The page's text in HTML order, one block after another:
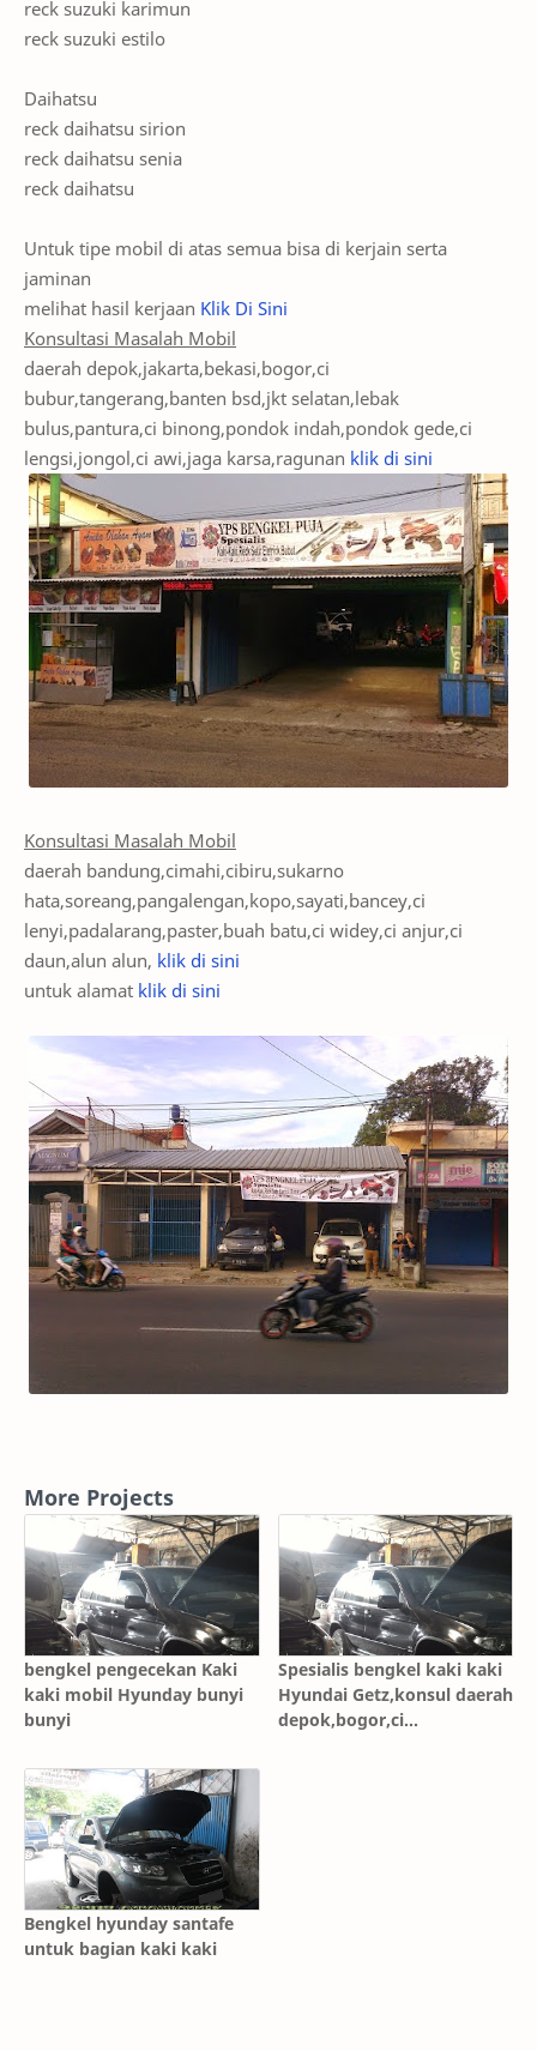
reck suzuki karimun
reck suzuki estilo
Daihatsu
reck daihatsu sirion
reck daihatsu senia
reck daihatsu
Untuk tipe mobil di atas semua bisa di kerjain serta
jaminan
melihat hasil kerjaan Klik Di Sini
Konsultasi Masalah Mobil
daerah depok,jakarta,bekasi,bogor,ci
bubur,tangerang,banten bsd,jkt selatan,lebak
bulus,pantura,ci binong,pondok indah,pondok gede,ci
lengsi,jongol,ci awi,jaga karsa,ragunan klik di sini
Konsultasi Masalah Mobil
daerah bandung,cimahi,cibiru,sukarno
hata,soreang,pangalengan,kopo,sayati,bancey,ci
lenyi,padalarang,paster,buah batu,ci widey,ci anjur,ci
daun,alun alun, klik di sini
untuk alamat klik di sini
More Projects
bengkel pengecekan Kaki
kaki mobil Hyunday bunyi
bunyi
Spesialis bengkel kaki kaki
Hyundai Getz,konsul daerah
depok,bogor,ci
Bengkel hyunday santafe
untuk bagian kaki kaki